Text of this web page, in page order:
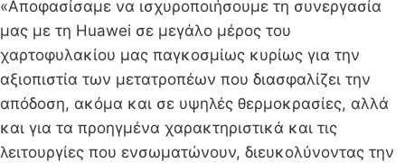
«Αποφασίσαμε να ισχυροποιήσουμε τη συνεργασία
μας με τη Huawei σε μεγάλο μέρος του
χαρτοφυλακίου μας παγκοσμίως κυρίως για την
αξιοπιστία των μετατροπέων που διασφαλίζει την
απόδοση, ακόμα και σε υψηλές θερμοκρασίες, αλλά
και για τα προηγμένα χαρακτηριστικά και τις
λειτουργίες που ενσωματώνουν, διευκολύνοντας την